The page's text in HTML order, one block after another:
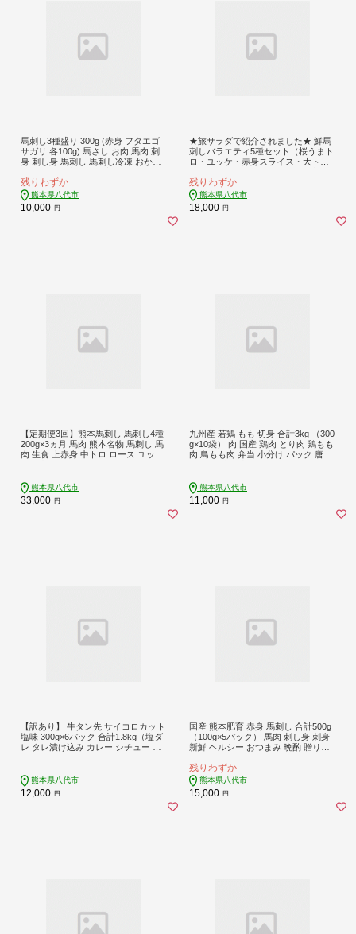
馬刺し3種盛り 300g (赤身 フタエゴ
サガリ 各100g) 馬さし お肉 馬肉 刺
身 刺し身 馬刺し 馬刺し冷凍 おかず
残りわずか
熊本県八代市
10,000 円
★旅サラダで紹介されました★ 鮮馬
刺しバラエティ5種セット（桜うまト
ロ・ユッケ・赤身スライス・大トロ
専用タレ付き 馬肉 冷凍 個装 パック
詰め合わせ
残りわずか
熊本県八代市
18,000 円
【定期便3回】熊本馬刺し 馬刺し4種
200g×3ヵ月 馬肉 熊本名物 馬刺し 馬
肉 生食 上赤身 中トロ ロース ユッケ
熊本県八代市
33,000 円
九州産 若鶏 もも 切身 合計3kg （300
g×10袋） 肉 国産 鶏肉 とり肉 鶏もも
肉 鳥もも肉 弁当 小分け パック 唐揚
熊本県八代市
11,000 円
【訳あり】 牛タン先 サイコロカット
塩味 300g×6パック 合計1.8kg（塩ダ
レ タレ漬け込み カレー シチュー 煮
熊本県八代市
12,000 円
国産 熊本肥育 赤身 馬刺し 合計500g
（100g×5パック） 馬肉 刺し身 刺身
新鮮 ヘルシー おつまみ 晩酌 贈り物
代市
残りわずか
熊本県八代市
15,000 円